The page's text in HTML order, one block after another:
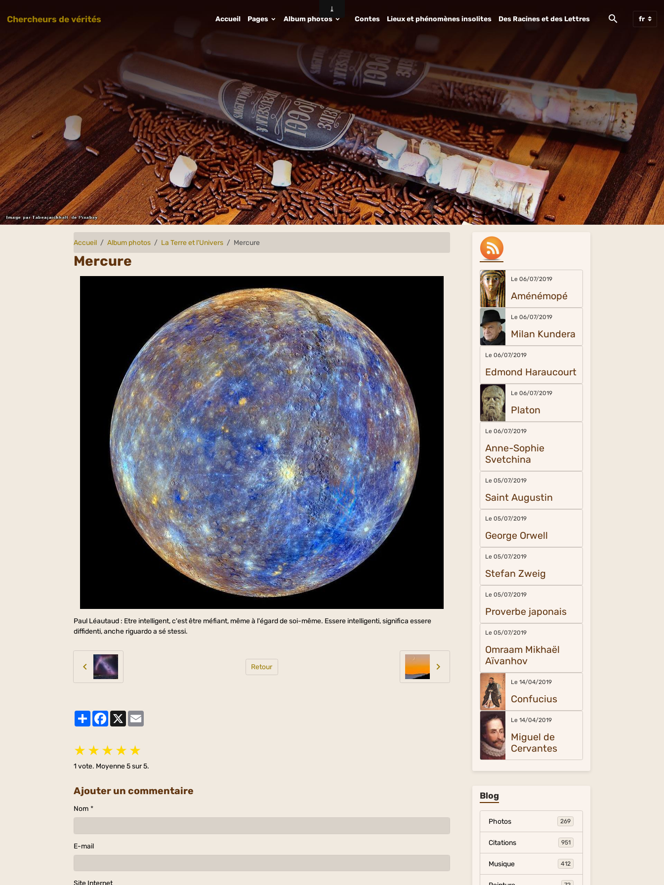
Chercheurs de vérités Accueil Pages Album photos Contes Lieux et phénomènes insolites Des Racines et des Lettres
Accueil Album photos La Terre et l'Univers Mercure
Mercure
Paul Léautaud : Etre intelligent, c'est être méfiant, même à l'égard de soi-même. Essere intelligenti, significa essere
diffidenti, anche riguardo a sé stessi.
Retour
PartagerFacebook
X
★ ★ ★ ★ ★
1 vote. Moyenne5sur 5.
Ajouter un commentaire
Nom
E-mail
Site Internet
Le 06/07/2019
Aménémopé
Le 06/07/2019
Milan Kundera
Le 06/07/2019
Edmond Haraucourt
Le 06/07/2019
Platon
Le 06/07/2019
Anne-Sophie
Svetchina
Le 05/07/2019
Saint Augustin
Le 05/07/2019
George Orwell
Le 05/07/2019
Stefan Zweig
Le 05/07/2019
Proverbe japonais
Le 05/07/2019
Omraam Mikhaël
Aïvanhov
Le 14/04/2019
Confucius
Le 14/04/2019
Miguel de
Cervantes
Blog
Photos 269
Citations 951
Musique 412